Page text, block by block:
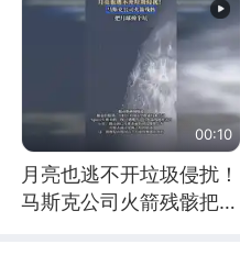
00:10
月亮也逃不开垃圾侵扰！
马斯克公司火箭残骸把月